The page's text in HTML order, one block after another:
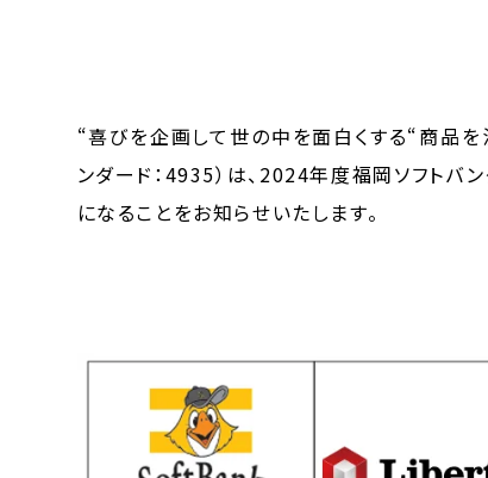
“喜びを企画して世の中を面白くする“商品
ンダード：4935）は、2024年度福岡ソフトバ
になることをお知らせいたします。